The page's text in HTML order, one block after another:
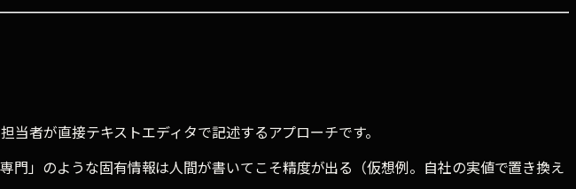
者が直接テキストエディタで記述するアプローチです。
」のような固有情報は人間が書いてこそ精度が出る（仮想例。自社の実値で置き換え